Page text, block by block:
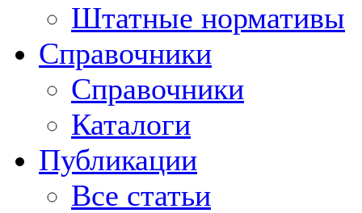
Штатные нормативы
Справочники
Справочники
Каталоги
Публикации
Все статьи